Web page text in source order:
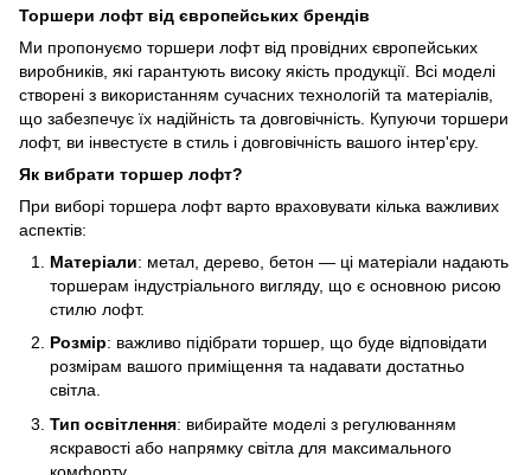
Торшери лофт від європейських брендів
Ми пропонуємо торшери лофт від провідних європейських
виробників, які гарантують високу якість продукції. Всі моделі
створені з використанням сучасних технологій та матеріалів,
що забезпечує їх надійність та довговічність. Купуючи торшери
лофт, ви інвестуєте в стиль і довговічність вашого інтер'єру.
Як вибрати торшер лофт?
При виборі торшера лофт варто враховувати кілька важливих
аспектів:
Матеріали: метал, дерево, бетон — ці матеріали надають
торшерам індустріального вигляду, що є основною рисою
стилю лофт.
Розмір: важливо підібрати торшер, що буде відповідати
розмірам вашого приміщення та надавати достатньо
світла.
Тип освітлення: вибирайте моделі з регулюванням
яскравості або напрямку світла для максимального
комфорту.